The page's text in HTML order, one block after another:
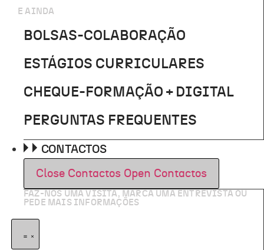
E AINDA
BOLSAS-COLABORAÇÃO
ESTÁGIOS CURRICULARES
CHEQUE-FORMAÇÃO + DIGITAL
PERGUNTAS FREQUENTES
CONTACTOS
Close Contactos Open Contactos
FAZ-NOS UMA VISITA, MARCA UMA ENTREVISTA OU
PEDE MAIS INFORMAÇÕES